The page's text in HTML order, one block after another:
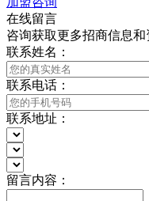
在线留言
咨询获取更多招商信息
联系姓名：
联系电话：
联系地址：
留言内容：